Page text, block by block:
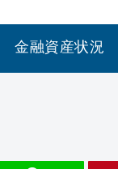
金融資産状況